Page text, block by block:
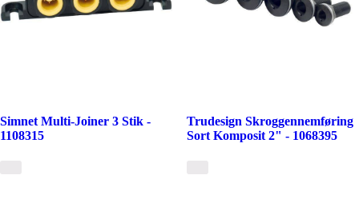
Simnet Multi-Joiner 3 Stik -
1108315
Trudesign Skroggennemføring
Sort Komposit 2" - 1068395